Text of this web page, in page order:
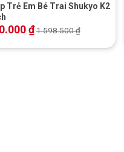
Trẻ Em Bé Trai Shukyo K2
₫1.598.500₫